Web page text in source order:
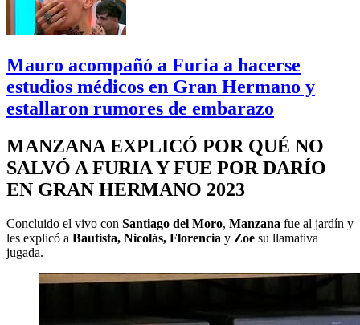
Mauro acompañó a Furia a hacerse
estudios médicos en Gran Hermano y
estallaron rumores de embarazo
MANZANA EXPLICÓ POR QUÉ NO
SALVÓ A FURIA Y FUE POR DARÍO
EN GRAN HERMANO 2023
Concluido el vivo con Santiago del Moro, Manzana fue al jardín y
les explicó a Bautista, Nicolás, Florencia y Zoe su llamativa
jugada.